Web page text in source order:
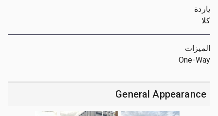
ياردة
كلا
الميزات
One-Way
General Appearance